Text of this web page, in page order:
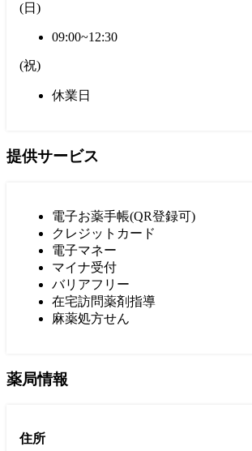
(日 )
09:00~12:30
(祝)
休業日
提供サービス
電子お薬手帳(QR登録可)
クレジットカード
電子マネー
マイナ受付
バリアフリー
在宅訪問薬剤指導
麻薬処方せん
薬局情報
住所